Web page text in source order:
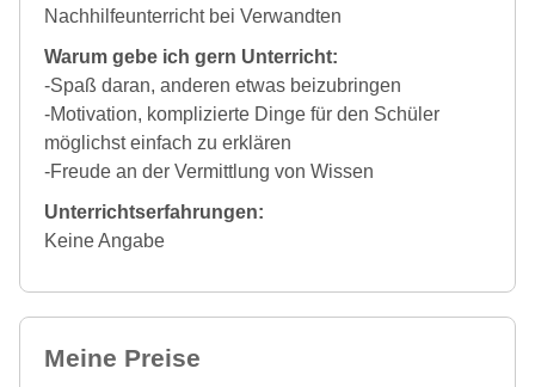
Nachhilfeunterricht bei Verwandten
Warum gebe ich gern Unterricht:
-Spaß daran, anderen etwas beizubringen
-Motivation, komplizierte Dinge für den Schüler
möglichst einfach zu erklären
-Freude an der Vermittlung von Wissen
Unterrichtserfahrungen:
Keine Angabe
Meine Preise